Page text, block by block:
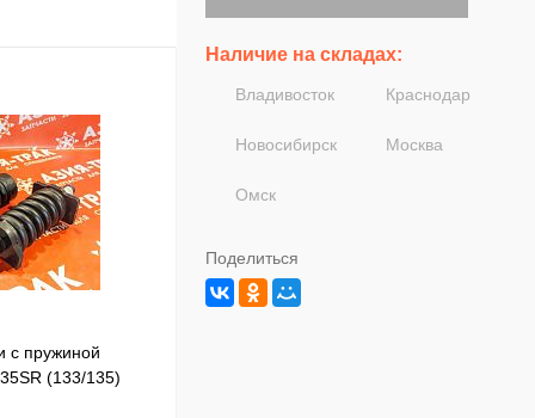
с пружиной
(133/135)
Наличие на складах:
Владивосток Краснодар
Новосибирск Москва
Омск
Поделиться